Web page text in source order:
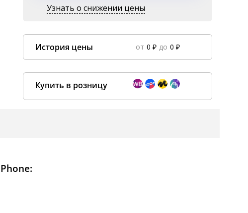
Узнать о снижении цены
История цены от 0 ₽ до 0 ₽
Купить в розницу